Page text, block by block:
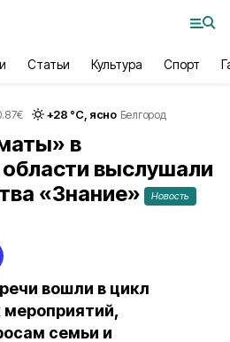
Статьи Культура Спорт
€ +28 °С, ясно Белгород
в
выслушали
«Знание»
Новость
вошли в цикл
мероприятий,
семьи и